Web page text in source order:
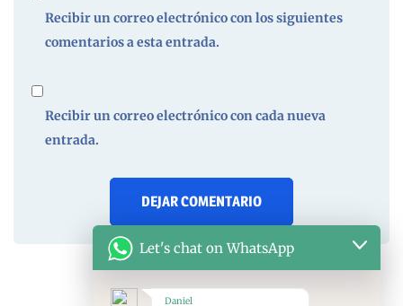
Recibir un correo electrónico con los siguientes
comentarios a esta entrada.
Recibir un correo electrónico con cada nueva
entrada.
Let's chat on WhatsApp
Daniel